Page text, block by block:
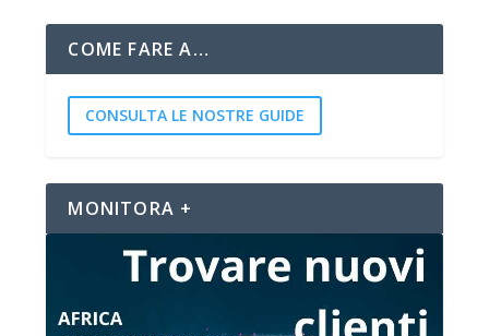
COME FARE A…
CONSULTA LE NOSTRE GUIDE
MONITORA +